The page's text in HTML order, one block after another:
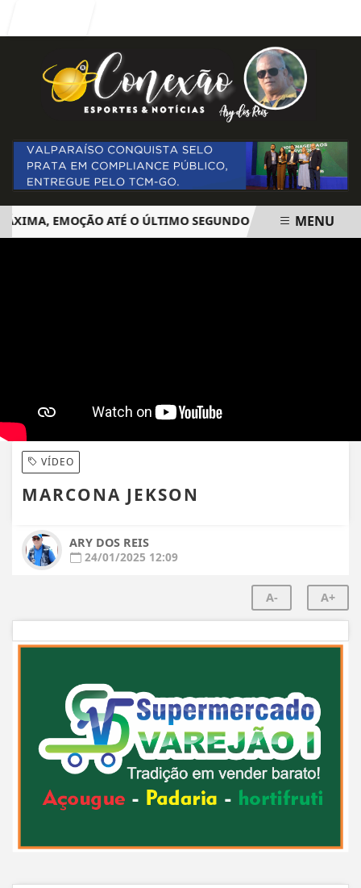
EMOÇÃO ATÉ O ÚLTIMO SEGUNDO E POLÊMICA. BIG
MENU
VÍDEO
MARCONA JEKSON
ARY DOS REIS
24/01/2025 12:09
A- A+